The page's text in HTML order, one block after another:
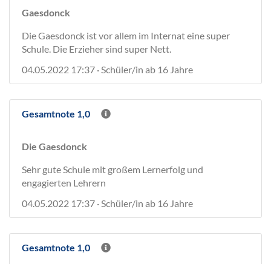
Gaesdonck
Die Gaesdonck ist vor allem im Internat eine super
Schule. Die Erzieher sind super Nett.
04.05.2022 17:37 · Schüler/in ab 16 Jahre
Gesamtnote 1,0
Die Gaesdonck
Sehr gute Schule mit großem Lernerfolg und
engagierten Lehrern
04.05.2022 17:37 · Schüler/in ab 16 Jahre
Gesamtnote 1,0